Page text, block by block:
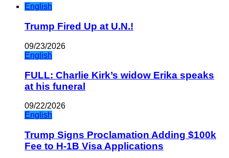
English
Trump Fired Up at U.N.!
09/23/2026
English
FULL: Charlie Kirk’s widow Erika speaks
at his funeral
09/22/2026
English
Trump Signs Proclamation Adding $100k
Fee to H-1B Visa Applications